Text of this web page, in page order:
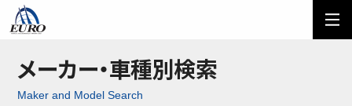
ご利用方法 オーダーフォーム
メール問い合わせ
メーカー・車種別検索
Maker and Model Search